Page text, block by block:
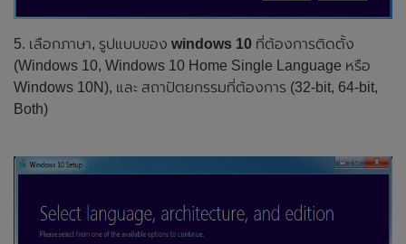
5. เลือกภาษา, รูปแบบของ windows 10 ที่ต้องการติดตั้ง
(Windows 10, Windows 10 Home Single Language หรือ
Windows 10N), และ สถาปัตยกรรมที่ต้องการ (32-bit, 64-bit,
Both)